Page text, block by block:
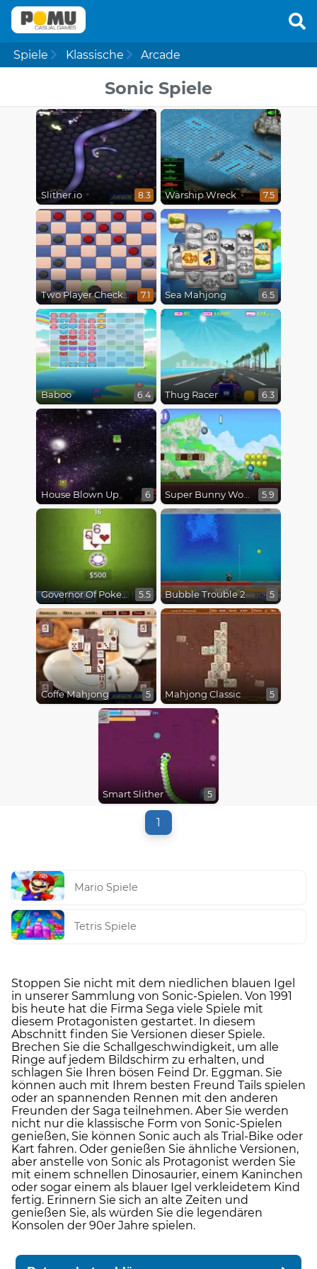
Spiele Klassische Arcade
Sonic Spiele
Slither.io 8.3 Warship Wreck 7.5
Two Player Checkers 7.1 Sea Mahjong 6.5
Baboo 6.4 Thug Racer 6.3
House Blown Up 6 Super Bunny World 5.9
Governor Of Poker: Black Jack 5.5 Bubble Trouble 2 5
Coffe Mahjong 5 Mahjong Classic 5
Smart Slither 5
1
Mario Spiele
Tetris Spiele
Stoppen Sie nicht mit dem niedlichen blauen Igel
in unserer Sammlung von Sonic-Spielen. Von 1991
bis heute hat die Firma Sega viele Spiele mit
diesem Protagonisten gestartet. In diesem
Abschnitt finden Sie Versionen dieser Spiele.
Brechen Sie die Schallgeschwindigkeit, um alle
Ringe auf jedem Bildschirm zu erhalten, und
schlagen Sie Ihren bösen Feind Dr. Eggman. Sie
können auch mit Ihrem besten Freund Tails spielen
oder an spannenden Rennen mit den anderen
Freunden der Saga teilnehmen. Aber Sie werden
nicht nur die klassische Form von Sonic-Spielen
genießen, Sie können Sonic auch als Trial-Bike oder
Kart fahren. Oder genießen Sie ähnliche Versionen,
aber anstelle von Sonic als Protagonist werden Sie
mit einem schnellen Dinosaurier, einem Kaninchen
oder sogar einem als blauer Igel verkleidetem Kind
fertig. Erinnern Sie sich an alte Zeiten und
genießen Sie, als würden Sie die legendären
Konsolen der 90er Jahre spielen.